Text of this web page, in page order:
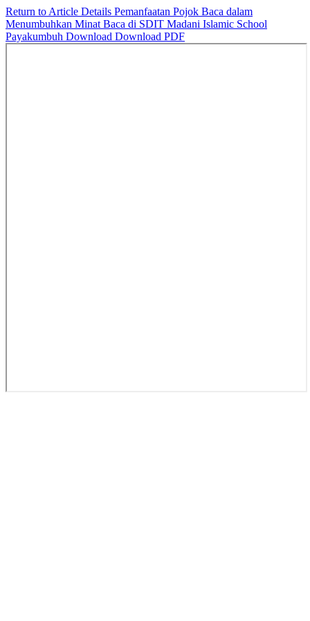
Return to Article Details Pemanfaatan Pojok Baca dalam
Menumbuhkan Minat Baca di SDIT Madani Islamic School
Payakumbuh Download Download PDF